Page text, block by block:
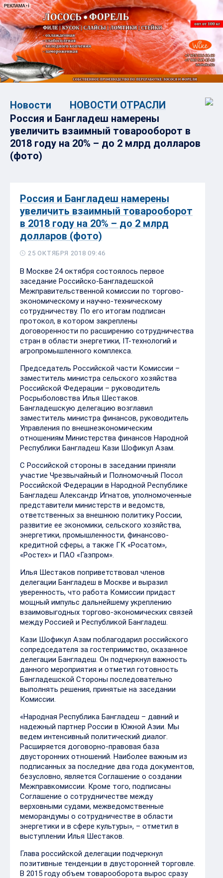
Новости
НОВОСТИ ОТРАСЛИ
Россия и Бангладеш намерены
увеличить взаимный товарооборот в
2018 году на 20% – до 2 млрд долларов
(фото)
Россия и Бангладеш намерены
увеличить взаимный товарооборот
в 2018 году на 20% – до 2 млрд
долларов (фото)
25 ОКТЯБРЯ 2018 09:46
В Москве 24 октября состоялось первое
заседание Российско-Бангладешской
Межправительственной комиссии по торгово-
экономическому и научно-техническому
сотрудничеству. По его итогам подписан
протокол, в котором закреплены
договоренности по расширению сотрудничества
стран в области энергетики, IT-технологий и
агропромышленного комплекса.
Председатель Российской части Комиссии –
заместитель министра сельского хозяйства
Российской Федерации – руководитель
Росрыболовства Илья Шестаков.
Бангладешскую делегацию возглавил
заместитель министра финансов, руководитель
Управления по внешнеэкономическим
отношениям Министерства финансов Народной
Республики Бангладеш Кази Шофикул Азам.
С Российской стороны в заседании приняли
участие Чрезвычайный и Полномочный Посол
Российской Федерации в Народной Республике
Бангладеш Александр Игнатов, уполномоченные
представители министерств и ведомств,
ответственных за внешнюю политику России,
развитие ее экономики, сельского хозяйства,
энергетики, промышленности, финансово-
кредитной сферы, а также ГК «Росатом»,
«Ростех» и ПАО «Газпром».
Илья Шестаков поприветствовал членов
делегации Бангладеш в Москве и выразил
уверенность, что работа Комиссии придаст
мощный импульс дальнейшему укреплению
взаимовыгодных торгово-экономических связей
между Россией и Республикой Бангладеш.
Кази Шофикул Азам поблагодарил российского
сопредседателя за гостеприимство, оказанное
делегации Бангладеш. Он подчеркнул важность
данного мероприятия и отметил готовность
Бангладешской Стороны последовательно
выполнять решения, принятые на заседании
Комиссии.
«Народная Республика Бангладеш – давний и
надежный партнер России в Южной Азии. Мы
ведем интенсивный политический диалог.
Расширяется договорно-правовая база
двусторонних отношений. Наиболее важным из
подписанных за последние два года документов,
безусловно, является Соглашение о создании
Межправкомиссии. Кроме того, подписаны
Соглашение о сотрудничестве между
верховными судами, межведомственные
меморандумы о сотрудничестве в области
энергетики и в сфере культуры», – отметил в
выступлении Илья Шестаков.
Глава российской делегации подчеркнул
позитивные тенденции в двусторонней торговле.
В 2015 году объем товарооборота вырос сразу